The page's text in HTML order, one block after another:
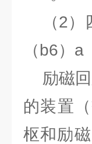
（2）
（b6）a
励磁回
的装置
枢和励